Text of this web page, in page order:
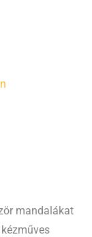
mandalákat